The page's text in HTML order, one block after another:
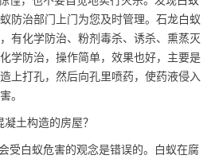
防治部门上门为您及时管理。石龙白蚁
有化学防治、粉剂毒杀、诱杀、熏蒸灭
学防治，操作简单，效果也好，主要是
上打孔，然后向孔里喷药，使药液侵入
。
凝土构造的房屋？
受白蚁危害的观念是错误的。白蚁在腐